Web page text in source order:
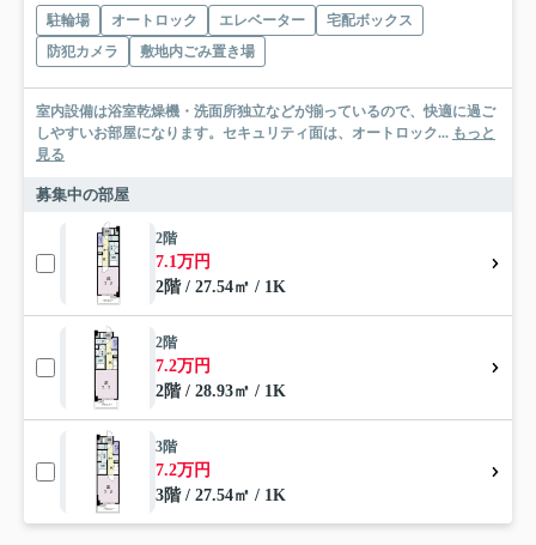
駐輪場 オートロック エレベーター
宅配ボックス
防犯カメラ
敷地内ごみ置き場
室内設備は浴室乾燥機・洗面所独立などが揃っているので、快適に過ご
しやすいお部屋になります。セキュリティ面は、オートロック... もっと
見る
募集中の部屋
2階
7.1万円
2階 / 27.54㎡ / 1K
2階
7.2万円
2階 / 28.93㎡ / 1K
3階
7.2万円
3階 / 27.54㎡ / 1K